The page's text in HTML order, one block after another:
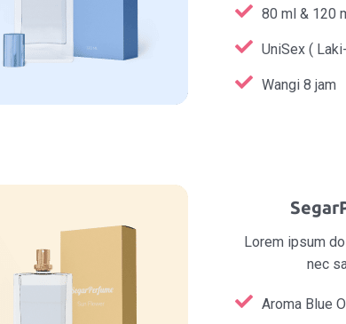
80 ml & 120
UniSex (
Wangi 8 jam
Lorem ipsum
nec
Aroma Blue